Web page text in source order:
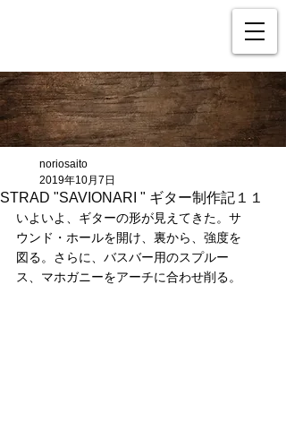
STRAD "SAVIONARI " ギター制作記１１
noriosaito
2019年10月7日
いよいよ、ギターの形が見えてきた。サ
ウンド・ホールを開け、裏から、強度を
図る。さらに、バスバー用のスプルー
ス、マホガニーをアーチに合わせ削る。